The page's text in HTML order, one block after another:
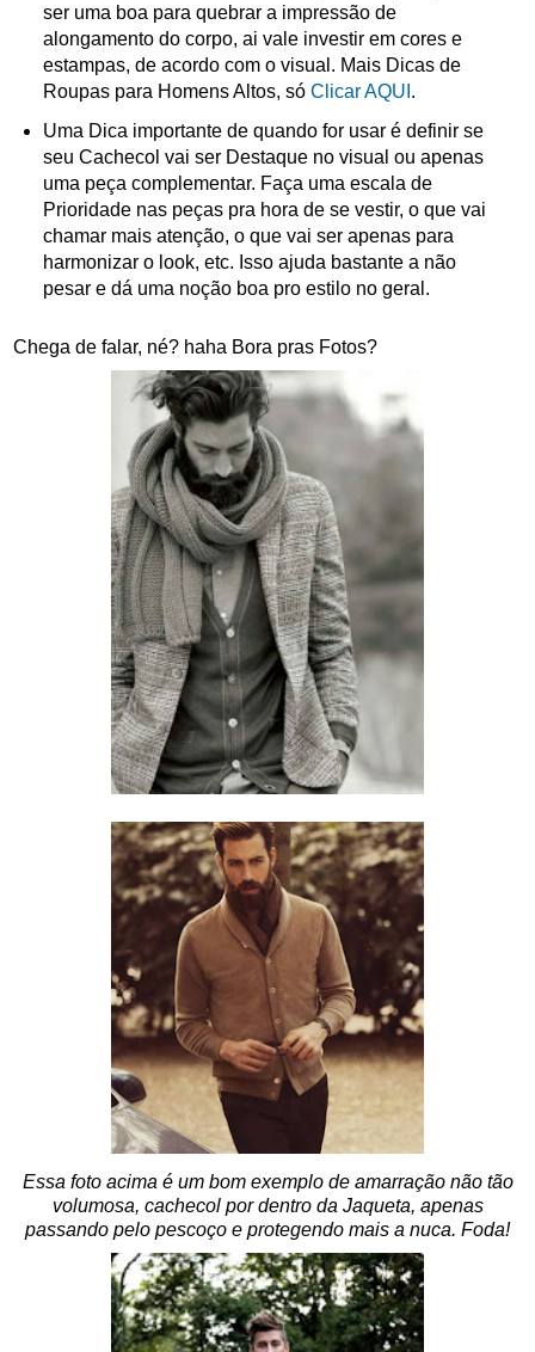
ser uma boa para quebrar a impressão de
alongamento do corpo, ai vale investir em cores e
estampas, de acordo com o visual. Mais Dicas de
Roupas para Homens Altos, só Clicar AQUI .
Uma Dica importante de quando for usar é definir se
seu Cachecol vai ser Destaque no visual ou apenas
uma peça complementar. Faça uma escala de
Prioridade nas peças pra hora de se vestir, o que vai
chamar mais atenção, o que vai ser apenas para
harmonizar o look, etc. Isso ajuda bastante a não
pesar e dá uma noção boa pro estilo no geral.
Chega de falar, né? haha Bora pras Fotos?
Essa foto acima é um bom exemplo de amarração não tão
volumosa, cachecol por dentro da Jaqueta, apenas
passando pelo pescoço e protegendo mais a nuca. Foda!